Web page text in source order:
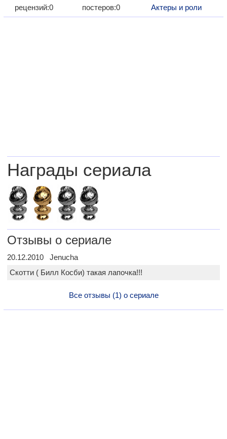
рецензий:0
постеров:0
Актеры и роли
Награды сериала
Отзывы о сериале
20.12.2010 Jenucha
Скотти ( Билл Косби) такая лапочка!!!
Все отзывы (1) о сериале